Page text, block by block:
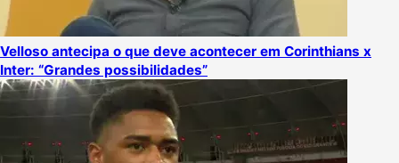
Velloso antecipa o que deve acontecer em Corinthians x
Inter: “Grandes possibilidades”